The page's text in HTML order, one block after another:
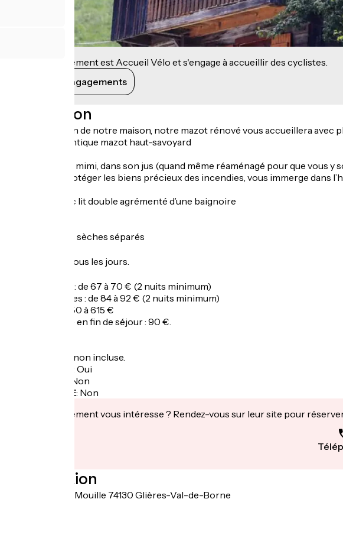
Cet établissement est Accueil Vélo et s'engage à accueillir des cyclistes.
Voir ses engagements
Description
Installé non loin de notre maison, notre mazot rénové vous accueillera
C'est un authentique mazot haut-savoyard
Tout petit, tout mimi, dans son jus (quand même réaménagé pour que vous
conçu pour protéger les biens précieux des incendies, vous immerge dans
1 chambre avec lit double agrémenté d’une baignoire
• WC à toilettes sèches séparés
Toute l'année tous les jours.
Une personne : de 67 à 70 € (2 nuits minimum)
Deux personnes : de 84 à 92 € (2 nuits minimum)
Semaine : de 450 à 615 €
Forfait ménage en fin de séjour : 90 €.
Taxe de séjour non incluse.
Oui
Non
Recharge VAE: Non
Cet établissement vous intéresse ? Rendez-vous sur leur site pour
Localisation
591, route de la Mouille 74130 Glières-Val-de-Borne